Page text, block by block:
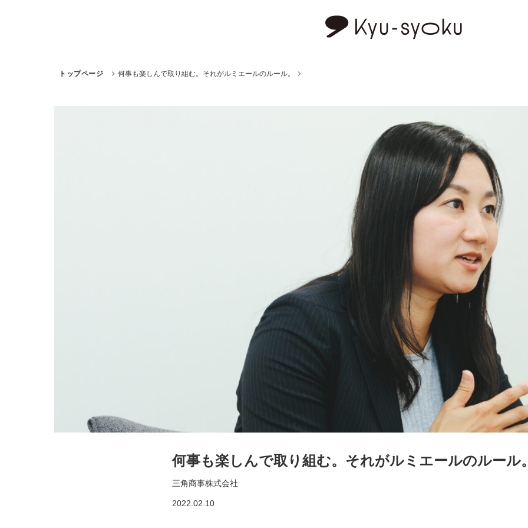
トップページ 何事も楽しんで取り組む。それがルミエールのルール。
何事も楽しんで取り組む。それがルミエールのルール
三角商事株式会社
2022.02.10